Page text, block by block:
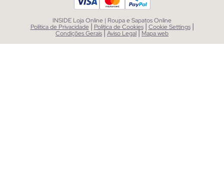
INSIDE Loja Online | Roupa e Sapatos Online
Política de Privacidade | Política de Cookies | Cookie Settings |
Condições Gerais|Aviso Legal| Mapa web